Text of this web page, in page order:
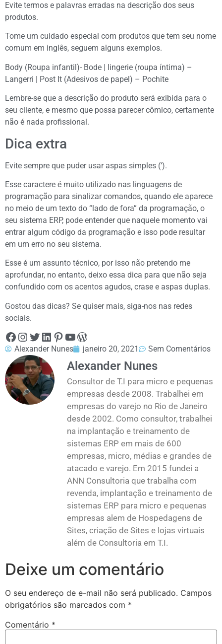
Evite termos e palavras erradas na descrição dos seus
produtos.
Tome um cuidado especial com produtos que tem seu nome
comum em inglês, seguem alguns exemplos.
Body (Roupa infantil)- Bode | lingerie (roupa íntima) –
Langerri | Post It (Adesivos de papel) – Pochite
Lembre-se que a descrição do produto será exibida para o
seu cliente, e mesmo que possa parecer cômico, certamente
não é nada profissional.
Dica extra
Evite sempre que puder usar aspas simples (‘).
Esse caractere é muito utilizado nas linguagens de
programação para sinalizar comandos, quando ele aparece
no meio de um texto do “lado de fora” da programação, o
seu sistema ERP, pode entender que naquele momento vai
entrar algum código da programação e isso pode resultar
em um erro no seu sistema.
Esse é um assunto técnico, por isso não pretendo me
aprofundar, no entanto, deixo essa dica para que não seja
confundido com os acentos agudos, crase e aspas duplas.
Gostou das dicas? Se quiser mais, siga-nos nas redes
sociais.
Alexander Nunes janeiro 20, 2021 Sem Comentários
Alexander Nunes
Consultor de T.I para micro e pequenas
empresas desde 2008. Trabalhei em
empresas do varejo no Rio de Janeiro
desde 2002. Como consultor, trabalhei
na implantação e treinamento de
sistemas ERP em mais de 600
empresas, micro, médias e grandes de
atacado e varejo. Em 2015 fundei a
ANN Consultoria que trabalha com
revenda, implantação e treinamento de
sistemas ERP para micro e pequenas
empresas alem de Hospedagens de
Sites, criação de Sites e lojas virtuais
além de Consultoria em T.I.
Deixe um comentário
O seu endereço de e-mail não será publicado. Campos
obrigatórios são marcados com *
Comentário *